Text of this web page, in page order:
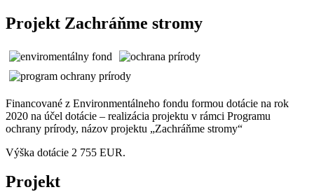
Projekt Zachráňme stromy
Financované z Environmentálneho fondu formou dotácie na rok
2020 na účel dotácie – realizácia projektu v rámci Programu
ochrany prírody, názov projektu „Zachráňme stromy“
Výška dotácie 2 755 EUR.
Projekt